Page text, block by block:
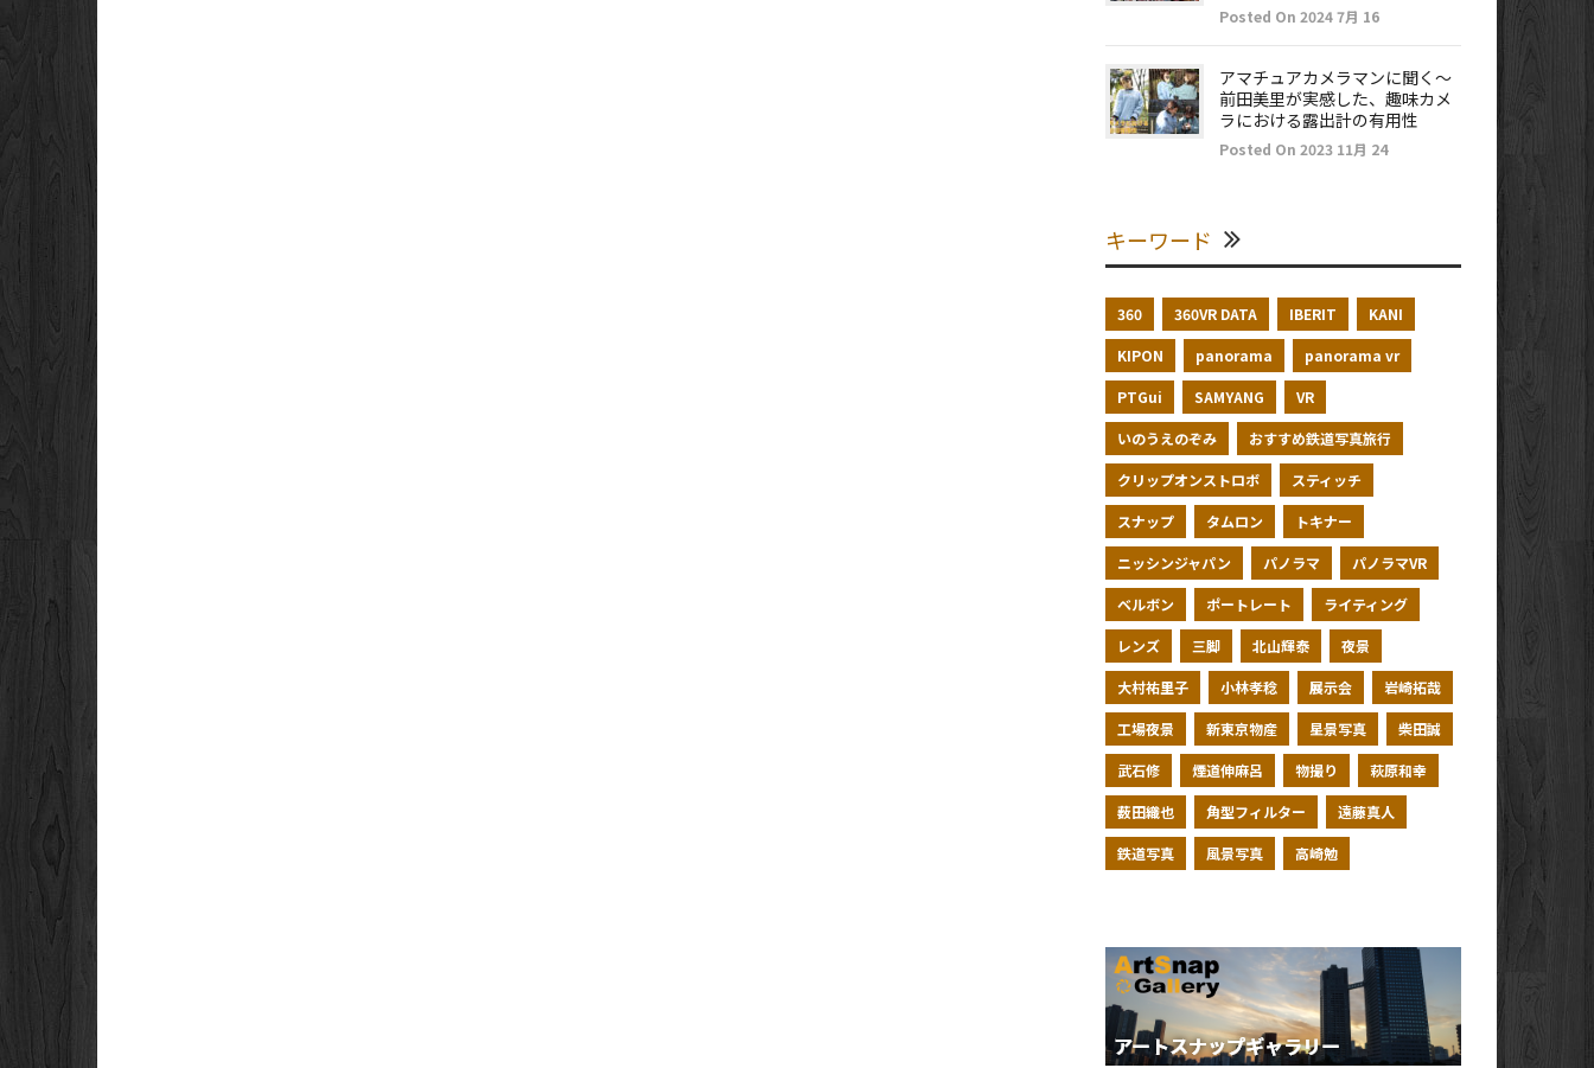
Posted On 2024 7月 16
アマチュアカメラマンに聞く～
前田美里が実感した、趣味カメ
ラにおける露出計の有用性
Posted On 2023 11月 24
キーワード
360 360VR DATA IBERIT KANI
KIPON panorama panorama vr
PTGui SAMYANG VR
いのうえのぞみ おすすめ鉄道写真旅行
クリップオンストロボ スティッチ
スナップ タムロン トキナー
ニッシンジャパン パノラマ パノラマVR
ベルボン ポートレート ライティング
レンズ 三脚 北山輝泰 夜景
大村祐里子 小林孝稔 展示会 岩崎拓哉
工場夜景 新東京物産 星景写真 柴田誠
武石修 煙道伸麻呂 物撮り 萩原和幸
薮田織也 角型フィルター 遠藤真人
鉄道写真 風景写真 高崎勉